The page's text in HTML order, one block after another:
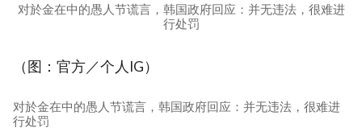
对於金在中的愚人节谎言，韩国政府回应：并无违法，很难进
行处罚
（图：官方／个人IG）
对於金在中的愚人节谎言，韩国政府回应：并无违法，很难进
行处罚